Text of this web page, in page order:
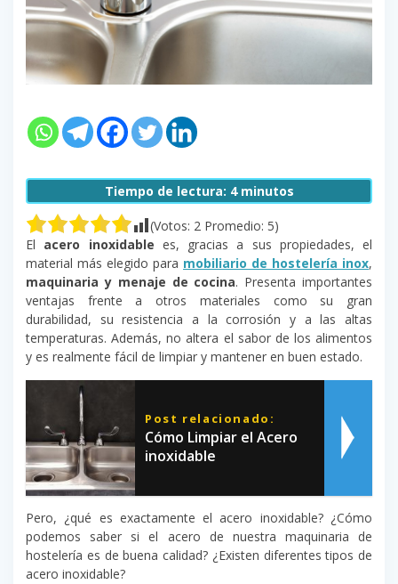
Tiempo de lectura: 4 minutos
(Votos: 2 Promedio: 5)
El acero inoxidable es, gracias a sus propiedades, el
material más elegido para mobiliario de hostelería inox,
maquinaria y menaje de cocina. Presenta importantes
ventajas frente a otros materiales como su gran
durabilidad, su resistencia a la corrosión y a las altas
temperaturas. Además, no altera el sabor de los alimentos
y es realmente fácil de limpiar y mantener en buen estado.
Post relacionado:
Cómo Limpiar el Acero
inoxidable
Pero, ¿qué es exactamente el acero inoxidable? ¿Cómo
podemos saber si el acero de nuestra maquinaria de
hostelería es de buena calidad? ¿Existen diferentes tipos de
acero inoxidable?